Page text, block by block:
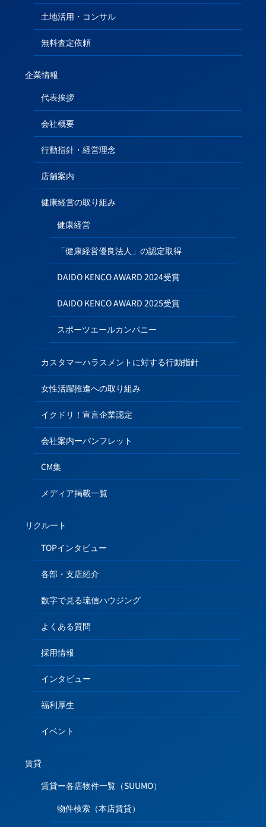
土地活用・コンサル
無料査定依頼
企業情報
代表挨拶
会社概要
行動指針・経営理念
店舗案内
健康経営の取り組み
健康経営
「健康経営優良法人」の認定取得
DAIDO KENCO AWARD 2024受賞
DAIDO KENCO AWARD 2025受賞
スポーツエールカンパニー
カスタマーハラスメントに対する行動指針
女性活躍推進への取り組み
イクドリ！宣言企業認定
会社案内ーパンフレット
CM集
メディア掲載一覧
リクルート
TOPインタビュー
各部・支店紹介
数字で見る琉信ハウジング
よくある質問
採用情報
インタビュー
福利厚生
イベント
賃貸
賃貸ー各店物件一覧（SUUMO）
物件検索（本店賃貸）